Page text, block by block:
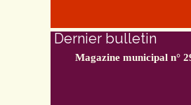
Dernier bulletin
Magazine municipal n°